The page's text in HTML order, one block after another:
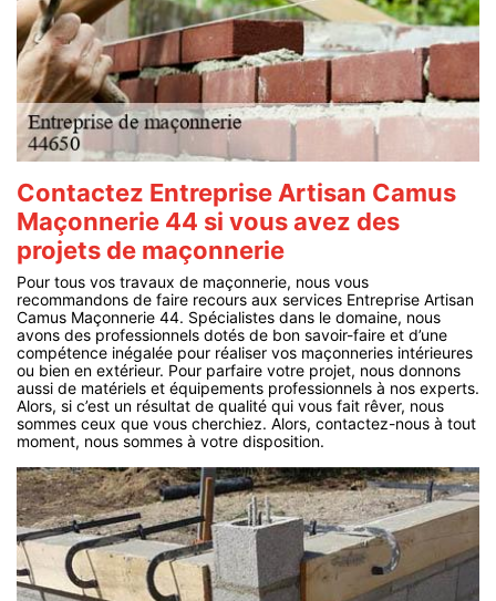
Contactez Entreprise Artisan Camus
Maçonnerie 44 si vous avez des
projets de maçonnerie
Pour tous vos travaux de maçonnerie, nous vous
recommandons de faire recours aux services Entreprise Artisan
Camus Maçonnerie 44. Spécialistes dans le domaine, nous
avons des professionnels dotés de bon savoir-faire et d’une
compétence inégalée pour réaliser vos maçonneries intérieures
ou bien en extérieur. Pour parfaire votre projet, nous donnons
aussi de matériels et équipements professionnels à nos experts.
Alors, si c’est un résultat de qualité qui vous fait rêver, nous
sommes ceux que vous cherchiez. Alors, contactez-nous à tout
moment, nous sommes à votre disposition.